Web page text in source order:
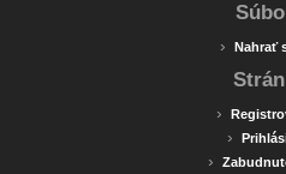
› Nahrať
›
›
›